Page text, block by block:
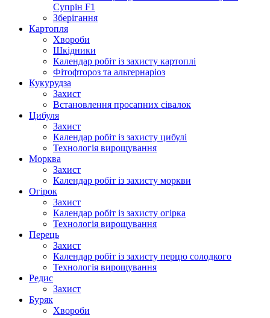
Супрін F1
Зберігання
Картопля
Хвороби
Шкідники
Календар робіт із захисту картоплі
Фітофтороз та альтернаріоз
Кукурудза
Захист
Встановлення просапних сівалок
Цибуля
Захист
Календар робіт із захисту цибулі
Технологія вирощування
Морква
Захист
Календар робіт із захисту моркви
Огірок
Захист
Календар робіт із захисту огірка
Технологія вирощування
Перець
Захист
Календар робіт із захисту перцю солодкого
Технологія вирощування
Редис
Захист
Буряк
Хвороби